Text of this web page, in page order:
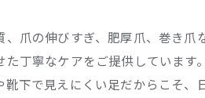
爪の伸びすぎ、肥厚爪、巻き爪な
丁寧なケアをご提供しています
下で見えにくい足だからこそ、